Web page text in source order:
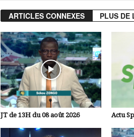
ARTICLES CONNEXES PLUS DE
JT de 13H du 08 août 2026 Actu